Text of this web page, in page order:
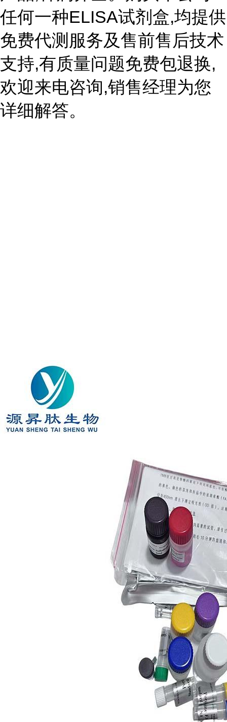
任何一种ELISA试剂盒,均提供
免费代测服务及售前售后技术
支持,有质量问题免费包退换,
欢迎来电咨询,销售经理为您
详细解答。